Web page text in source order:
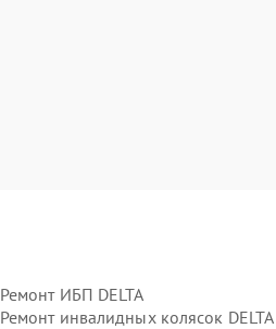
Ремонт ИБП DELTA
Ремонт инвалидных колясок DELTA